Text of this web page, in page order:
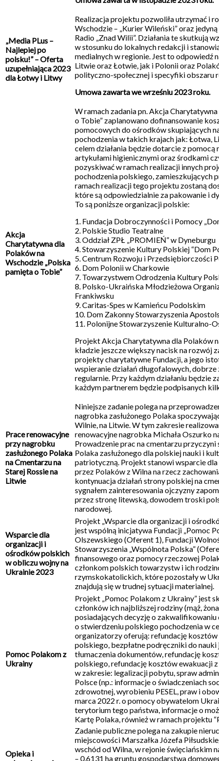
„Media PLus –
Najlepiej po
polsku!” – Oferta
uzupełniająca 2023
dla Łotwy i Litwy
Realizacja projektu pozwoliła utrzymać i
Wschodzie – „Kurier Wileński” oraz
Radio „Znad Wilii”. Działania te skutkują
w stosunku do lokalnych redakcji i
medialnych w regionie. Jest to odpowiedź
Litwie oraz Łotwie, jak i Polonii oraz
polityczno-społecznej i specyfiki obszaru
Umowa zawarta we wrześniu 2023 roku.
Akcja
Charytatywna dla
Polaków na
Wschodzie „Polska
pamięta o Tobie”
W ramach zadania pn. Akcja
o Tobie” zaplanowano dofinansowanie
pomocowych do ośrodków skupiających
pochodzenia w takich krajach jak: Łotwa,
celem działania będzie dotarcie z pomocą
artykułami higienicznymi oraz środkami
pozyskiwać w ramach realizacji innych
pochodzenia polskiego, zamieszkujących
ramach realizacji tego projektu zostaną
które są odpowiedzialnie za pakowanie i
To są poniższe organizacji polskie:
1. Fundacja Dobroczynności i Pomocy
2. Polskie Studio Teatralne
3. Oddział ZPŁ „PROMIEŃ” w Dyneburgu
4. Stowarzyszenie Kultury Polskiej “Dom
5. Centrum Rozwoju i Przedsiębiorczości
6. Dom Polonii w Charkowie
7. Towarzystwem Odrodzenia Kultury
8. Polsko-Ukraińska Młodzieżowa
Frankiwsku
9. Caritas-Spes w Kamieńcu Podolskim
10. Dom Zakonny Stowarzyszenia
11. Polonijne Stowarzyszenie Kulturalno-
Projekt Akcja Charytatywna dla Polaków
kładzie jeszcze większy nacisk na rozwój
projekty charytatywne Fundacji, a jego
wspieranie działań długofalowych,
regularnie. Przy każdym działaniu będzie
każdym partnerem będzie podpisanych
Prace renowacyjne
przy nagrobku
zasłużonego Polaka
na Cmentarzu na
Starej Rossie na
Litwie
Niniejsze zadanie polega na
nagrobka zasłużonego Polaka
Wilnie, na Litwie. W tym zakresie
renowacyjne nagrobka Michała Oszurko
Prowadzenie prac na cmentarzu
Polaka zasłużonego dla polskiej nauki i
patriotyczną. Projekt stanowi wsparcie
przez Polaków z Wilna na rzecz
kontynuacja działań strony polskiej na
sygnałem zainteresowania ojczyzny
przez stronę litewską, dowodem troski
narodowej.
Wsparcie dla
organizacji i
ośrodków polskich
w obliczu wojny na
Ukrainie 2023
Projekt „Wsparcie dla organizacji i
jest wspólną inicjatywa Fundacji „Pomoc
Olszewskiego (Oferent 1), Fundacji
Stowarzyszenia „Wspólnota Polska”
finansowego oraz pomocy rzeczowej
członkom polskich towarzystw i ich
rzymskokatolickich, które pozostały w
znajdują się w trudnej sytuacji materialnej.
Pomoc Polakom z
Ukrainy
Projekt „Pomoc Polakom z Ukrainy” jest
członków ich najbliższej rodziny (mąż,
posiadających decyzję o
o stwierdzeniu polskiego pochodzenia w
organizatorzy oferują: refundację
polskiego, bezpłatne podręczniki do
tłumaczenia dokumentów, refundację
polskiego, refundację kosztów ewakuacji
w zakresie: legalizacji pobytu, spraw
Polsce (np.: informacje o świadczeniach
zdrowotnej, wyrobieniu PESEL, praw i
marca 2022 r. o pomocy obywatelom
terytorium tego państwa, informacje o
Kartę Polaka, również w ramach projektu
Opieka i
Zadanie publiczne polega na zakupie
miejscowości Marszałka Józefa
wschód od Wilna, w rejonie święciańskim
– 0,6131 ha gruntu gospodarstwa